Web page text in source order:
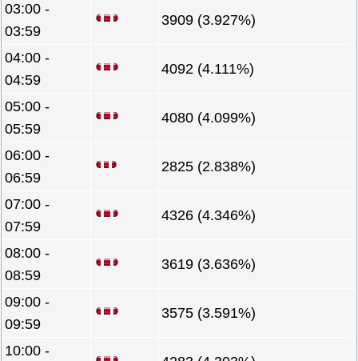
03:00 -
03:59
3909 (3.927%)
04:00 -
04:59
4092 (4.111%)
05:00 -
05:59
4080 (4.099%)
06:00 -
06:59
2825 (2.838%)
07:00 -
07:59
4326 (4.346%)
08:00 -
08:59
3619 (3.636%)
09:00 -
09:59
3575 (3.591%)
10:00 -